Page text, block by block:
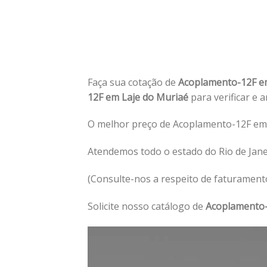
Faça sua cotação de Acoplamento-12F
12F em Laje do Muriaé para verificar e
O melhor preço de Acoplamento-12F
Atendemos todo o estado do Rio de
(Consulte-nos a respeito de
Solicite nosso catálogo de